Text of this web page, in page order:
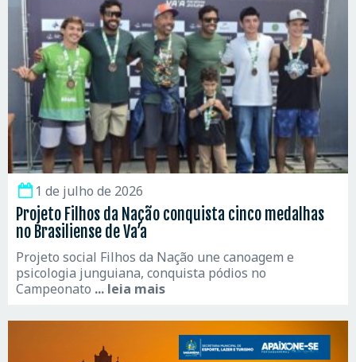
1 de julho de 2026
Projeto Filhos da Nação conquista cinco medalhas
no Brasiliense de Va’a
Projeto social Filhos da Nação une canoagem e
psicologia junguiana, conquista pódios no
Campeonato ... leia mais